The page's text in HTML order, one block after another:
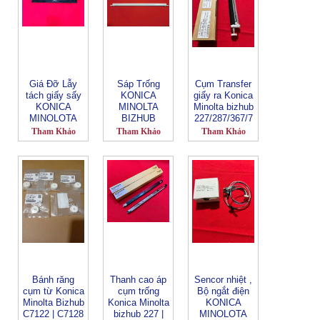
C227 | C287 |
C224 | C284 |
C364 | 454 |
554 C659 |
C759 (CN1130)
Giá Đỡ Lẫy
tách giấy sấy
KONICA
MINOLOTA
Bizhub C654 |
C754 | C659 |
Tham Khảo
Sáp Trống
KONICA
MINOLTA
BIZHUB
C1085 | C1100
| C6085 |
C6110_ FT-
357_LBT
(CN1623)
Tham Khảo
Cụm Transfer
giấy ra Konica
Minolta bizhub
227/287/367/7
528/7536/7522
(CN2128)
Tham Khảo
Bánh răng
cụm từ Konica
Minolta Bizhub
C7122 | C7128
Thanh cao áp
cụm trống
Konica Minolta
bizhub 227 |
Sencor nhiệt ,
Bộ ngắt điện
KONICA
MINOLOTA